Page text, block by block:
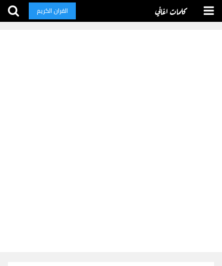
كلمات اغاني القران الكريم